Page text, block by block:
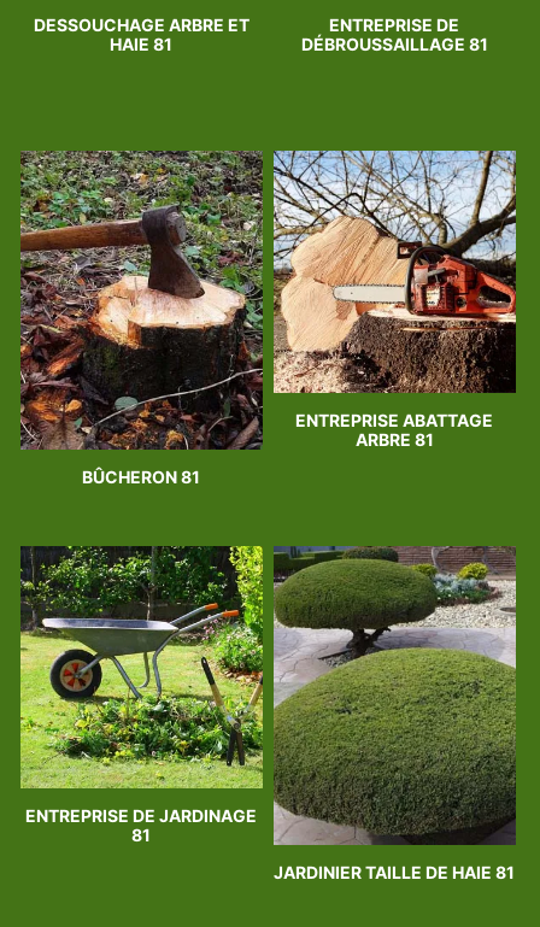
DESSOUCHAGE ARBRE ET
HAIE 81
ENTREPRISE DE
DÉBROUSSAILLAGE 81
BÛCHERON 81
ENTREPRISE ABATTAGE
ARBRE 81
ENTREPRISE DE JARDINAGE
81
JARDINIER TAILLE DE HAIE 81